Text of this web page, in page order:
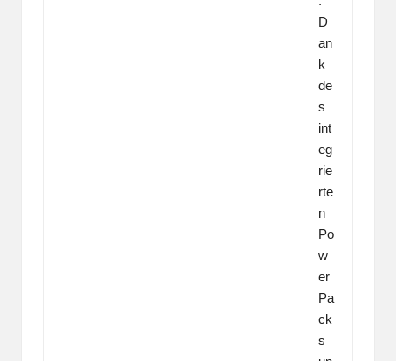
D
an
k
de
s
int
eg
rie
rte
n
Po
w
er
Pa
ck
s